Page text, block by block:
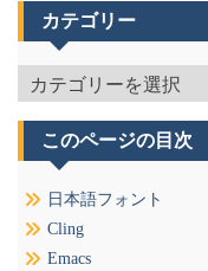
カテゴリー
カ
テ
リ
ー
このページの目次
日本語フォント
Cling
Emacs